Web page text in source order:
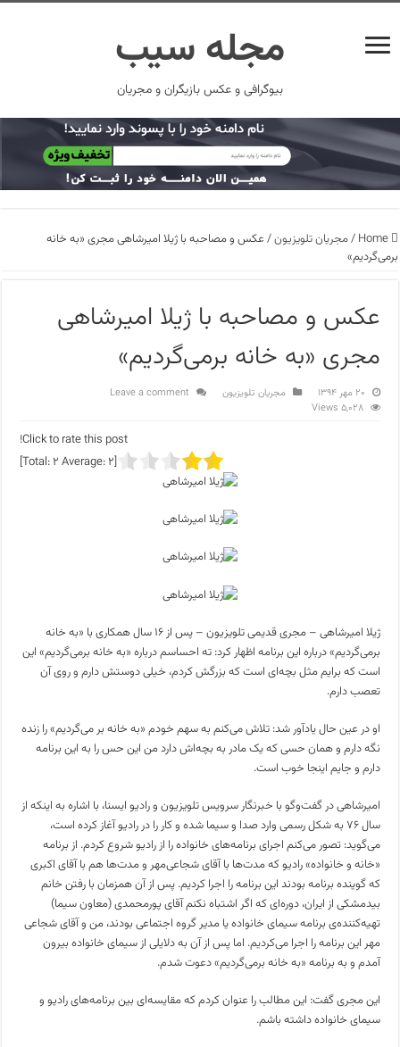
مجله سیب
بیوگرافی و عکس بازیگران و مجریان
Home
/مجریان تلویزیون/ عکس و مصاحبه با ژیلا امیرشاهی مجری «به خانه
برمی‌گردیم»
عکس و مصاحبه با ژیلا امیرشاهی
مجری «به خانه برمی‌گردیم»
۲۰ مهر ۱۳۹۴ مجریان تلویزیون
Leave a comment
5,028 Views
Click to rate this post!
[Total:
2 Average: 2
]
ژیلا امیرشاهی – مجری قدیمی تلویزیون – پس از ۱۶ سال همکاری با «به خانه
برمی‌گردیم» درباره این برنامه اظهار کرد: ته احساسم درباره «به خانه برمی‌گردیم» این
است که برایم مثل بچه‌ای است که بزرگش کردم، خیلی دوستش دارم و روی آن
تعصب دارم.
او در عین حال یادآور شد: تلاش می‌کنم به سهم خودم «به خانه بر می‌گردیم» را زنده
نگه دارم و همان حسی که یک مادر به بچه‌اش دارد من این حس را به این برنامه
دارم و جایم اینجا خوب است.
امیرشاهی در گفت‌وگو با خبرنگار سرویس تلویزیون و رادیو ایسنا‌، با اشاره به اینکه از
سال ۷۶ به شکل رسمی وارد صدا و سیما شده و کار را در رادیو آغاز کرده است‌،
می‌گوید: تصور می‌کنم اجرای برنامه‌های خانواده را از رادیو شروع کردم. از برنامه
«خانه و خانواده» رادیو که مدت‌ها با آقای شجاعی‌مهر و مدت‌ها هم با آقای اکبری
که گوینده برنامه بودند این برنامه را اجرا کردیم. پس از آن همزمان با رفتن خانم
بیدمشکی از ایران، دوره‌ای که اگر اشتباه نکنم آقای پورمحمدی (معاون سیما)
تهیه‌کننده‌ی برنامه سیمای خانواده یا مدیر گروه اجتماعی بودند، من و آقای شجاعی
مهر این برنامه را اجرا می‌کردیم. اما پس از آن به دلایلی از سیمای خانواده بیرون
آمدم و به‌ برنامه «به خانه برمی‌گردیم» دعوت شدم.
این مجری گفت: این مطالب را عنوان کردم که مقایسه‌ای بین برنامه‌های رادیو و
سیمای خانواده داشته باشم.